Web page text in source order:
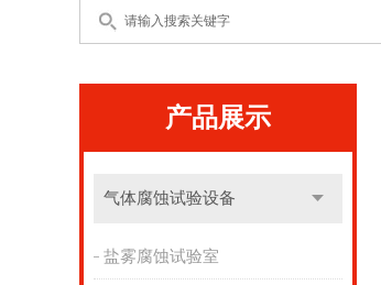
产品展示
气体腐蚀试验设备
盐雾腐蚀试验室